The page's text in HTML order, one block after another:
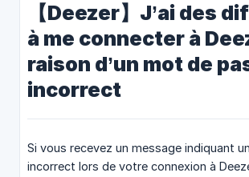
【Deezer】J’ai des
à me connecter à
raison d’un mot de
incorrect
Si vous recevez un message indiquant
incorrect lors de votre connexion à